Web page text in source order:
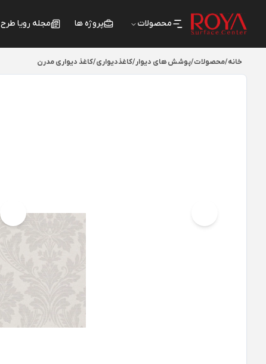
محصولات پروژه ها مجله رویا طرح
خانه/محصولات/پوشش های دیوار/کاغذدیواری/کاغذ دیواری مدرن